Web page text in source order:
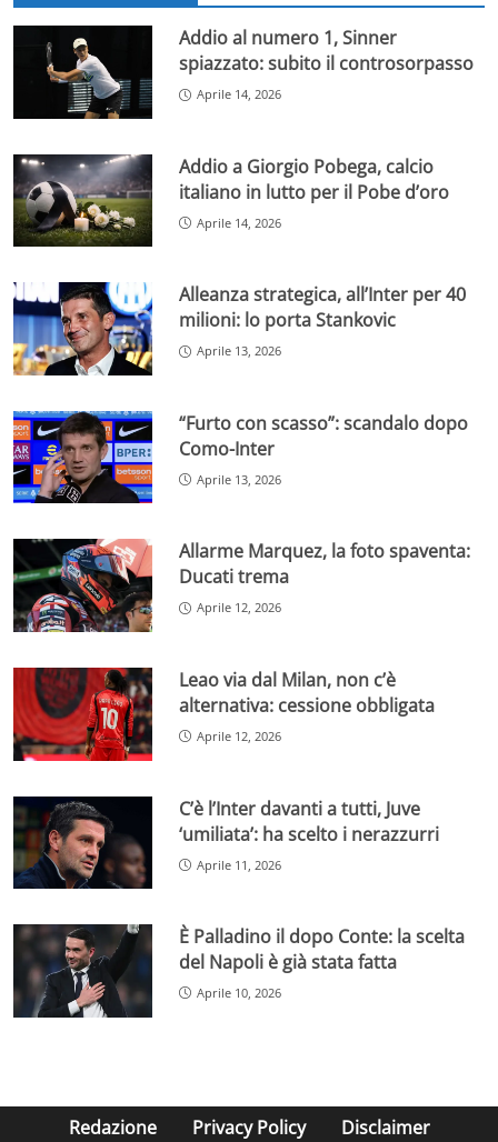
Addio al numero 1, Sinner
spiazzato: subito il controsorpasso
Aprile 14, 2026
Addio a Giorgio Pobega, calcio
italiano in lutto per il Pobe d’oro
Aprile 14, 2026
Alleanza strategica, all’Inter per 40
milioni: lo porta Stankovic
Aprile 13, 2026
“Furto con scasso”: scandalo dopo
Como-Inter
Aprile 13, 2026
Allarme Marquez, la foto spaventa:
Ducati trema
Aprile 12, 2026
Leao via dal Milan, non c’è
alternativa: cessione obbligata
Aprile 12, 2026
C’è l’Inter davanti a tutti, Juve
‘umiliata’: ha scelto i nerazzurri
Aprile 11, 2026
È Palladino il dopo Conte: la scelta
del Napoli è già stata fatta
Aprile 10, 2026
Redazione Privacy Policy Disclaimer